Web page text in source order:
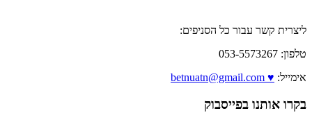
ליצרית קשר עבור כל הסניפים:
טלפון: 053-5573267
אימייל: ♥ betnuatn@gmail.com
בקרו אותנו בפייסבוק